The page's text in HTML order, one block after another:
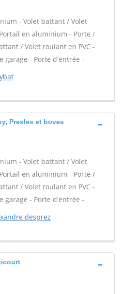
- Volet battant / Volet
en aluminium - Porte /
/ Volet roulant en PVC -
garage - Porte d'entrée -
Presles et boves
- Volet battant / Volet
en aluminium - Porte /
/ Volet roulant en PVC -
garage - Porte d'entrée -
desprez